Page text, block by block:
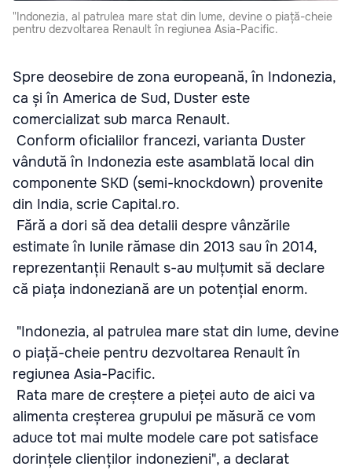
"Indonezia, al patrulea mare stat din lume, devine o piață-cheie
pentru dezvoltarea Renault în regiunea Asia-Pacific.
Spre deosebire de zona europeană, în Indonezia,
ca și în America de Sud, Duster este
comercializat sub marca Renault.
Conform oficialilor francezi, varianta Duster
vândută în Indonezia este asamblată local din
componente SKD (semi-knockdown) provenite
din India, scrie Capital.ro.
Fără a dori să dea detalii despre vânzările
estimate în lunile rămase din 2013 sau în 2014,
reprezentanții Renault s-au mulțumit să declare
că piața indoneziană are un potențial enorm.
"Indonezia, al patrulea mare stat din lume, devine
o piață-cheie pentru dezvoltarea Renault în
regiunea Asia-Pacific.
Rata mare de creștere a pieței auto de aici va
alimenta creșterea grupului pe măsură ce vom
aduce tot mai multe modele care pot satisface
dorințele clienților indonezieni", a declarat